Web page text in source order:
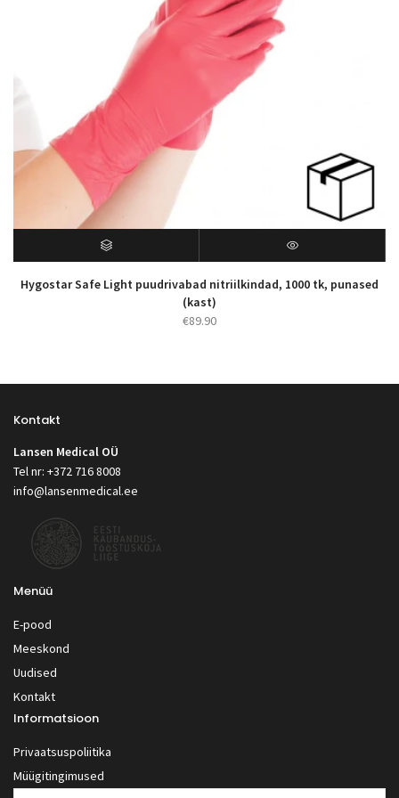
Hygostar Safe Light puudrivabad nitriilkindad, 1000 tk, punased
(kast)
€89.90
Kontakt
Lansen Medical OÜ
Tel nr: +372 716 8008
info@lansenmedical.ee
Menüü
E-pood
Meeskond
Uudised
Kontakt
Informatsioon
Privaatsuspoliitika
Müügitingimused